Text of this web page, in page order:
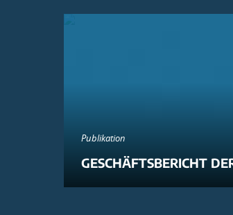
Publikation
GESCHÄFTSBERICHT